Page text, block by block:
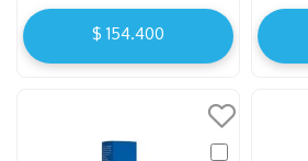
$ 154.400